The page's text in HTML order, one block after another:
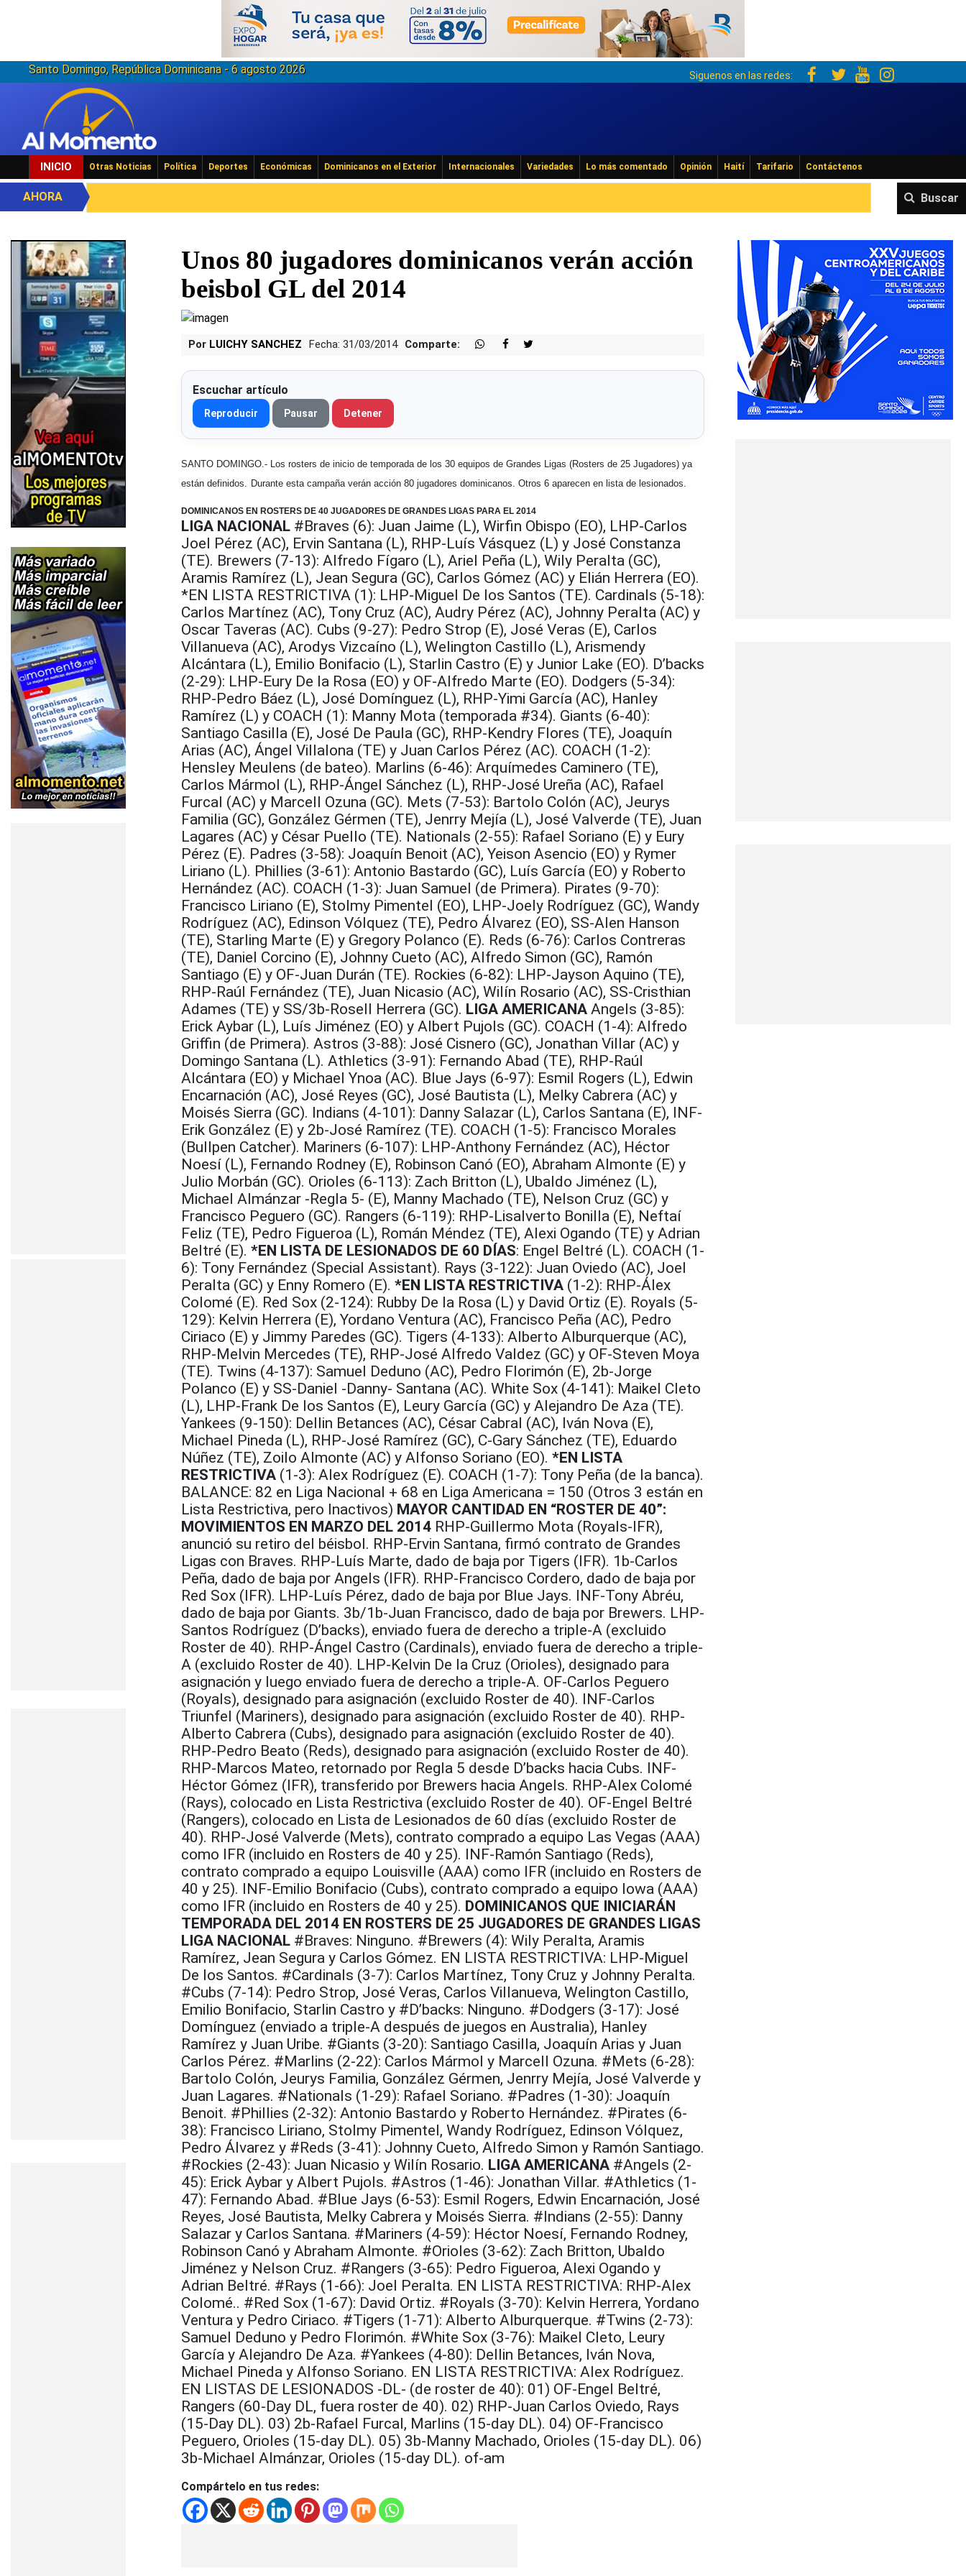
Santo Domingo, República Dominicana - 6 agosto 2026 Siguenos en las redes:
INICIO Otras Noticias Política Deportes Económicas Dominicanos en el Exterior Internacionales Variedades Lo más comentado Opinión Haití Tarifario Contáctenos
Buscar
AHORA
Unos 80 jugadores dominicanos verán acción
beisbol GL del 2014
Por LUICHY SANCHEZ Fecha: 31/03/2014 Comparte:
Escuchar artículo
Reproducir Pausar Detener
SANTO DOMINGO.- Los rosters de inicio de temporada de los 30 equipos de Grandes Ligas (Rosters de 25 Jugadores) ya
están definidos.
Durante esta campaña verán acción 80 jugadores dominicanos. Otros 6 aparecen en lista de lesionados.
DOMINICANOS EN ROSTERS DE 40 JUGADORES DE GRANDES LIGAS PARA EL 2014
LIGA NACIONAL #Braves (6): Juan Jaime (L), Wirfin Obispo (EO), LHP-Carlos
Joel Pérez (AC), Ervin Santana (L), RHP-Luís Vásquez (L) y José Constanza
(TE). Brewers (7-13): Alfredo Fígaro (L), Ariel Peña (L), Wily Peralta (GC),
Aramis Ramírez (L), Jean Segura (GC), Carlos Gómez (AC) y Elián Herrera (EO).
*EN LISTA RESTRICTIVA (1): LHP-Miguel De los Santos (TE). Cardinals (5-18):
Carlos Martínez (AC), Tony Cruz (AC), Audry Pérez (AC), Johnny Peralta (AC) y
Oscar Taveras (AC). Cubs (9-27): Pedro Strop (E), José Veras (E), Carlos
Villanueva (AC), Arodys Vizcaíno (L), Welington Castillo (L), Arismendy
Alcántara (L), Emilio Bonifacio (L), Starlin Castro (E) y Junior Lake (EO). D’backs
(2-29): LHP-Eury De la Rosa (EO) y OF-Alfredo Marte (EO). Dodgers (5-34):
RHP-Pedro Báez (L), José Domínguez (L), RHP-Yimi García (AC), Hanley
Ramírez (L) y COACH (1): Manny Mota (temporada #34). Giants (6-40):
Santiago Casilla (E), José De Paula (GC), RHP-Kendry Flores (TE), Joaquín
Arias (AC), Ángel Villalona (TE) y Juan Carlos Pérez (AC). COACH (1-2):
Hensley Meulens (de bateo). Marlins (6-46): Arquímedes Caminero (TE),
Carlos Mármol (L), RHP-Ángel Sánchez (L), RHP-José Ureña (AC), Rafael
Furcal (AC) y Marcell Ozuna (GC). Mets (7-53): Bartolo Colón (AC), Jeurys
Familia (GC), González Gérmen (TE), Jenrry Mejía (L), José Valverde (TE), Juan
Lagares (AC) y César Puello (TE). Nationals (2-55): Rafael Soriano (E) y Eury
Pérez (E). Padres (3-58): Joaquín Benoit (AC), Yeison Asencio (EO) y Rymer
Liriano (L). Phillies (3-61): Antonio Bastardo (GC), Luís García (EO) y Roberto
Hernández (AC). COACH (1-3): Juan Samuel (de Primera). Pirates (9-70):
Francisco Liriano (E), Stolmy Pimentel (EO), LHP-Joely Rodríguez (GC), Wandy
Rodríguez (AC), Edinson Vólquez (TE), Pedro Álvarez (EO), SS-Alen Hanson
(TE), Starling Marte (E) y Gregory Polanco (E). Reds (6-76): Carlos Contreras
(TE), Daniel Corcino (E), Johnny Cueto (AC), Alfredo Simon (GC), Ramón
Santiago (E) y OF-Juan Durán (TE). Rockies (6-82): LHP-Jayson Aquino (TE),
RHP-Raúl Fernández (TE), Juan Nicasio (AC), Wilín Rosario (AC), SS-Cristhian
Adames (TE) y SS/3b-Rosell Herrera (GC). LIGA AMERICANA Angels (3-85):
Erick Aybar (L), Luís Jiménez (EO) y Albert Pujols (GC). COACH (1-4): Alfredo
Griffin (de Primera). Astros (3-88): José Cisnero (GC), Jonathan Villar (AC) y
Domingo Santana (L). Athletics (3-91): Fernando Abad (TE), RHP-Raúl
Alcántara (EO) y Michael Ynoa (AC). Blue Jays (6-97): Esmil Rogers (L), Edwin
Encarnación (AC), José Reyes (GC), José Bautista (L), Melky Cabrera (AC) y
Moisés Sierra (GC). Indians (4-101): Danny Salazar (L), Carlos Santana (E), INF-
Erik González (E) y 2b-José Ramírez (TE). COACH (1-5): Francisco Morales
(Bullpen Catcher). Mariners (6-107): LHP-Anthony Fernández (AC), Héctor
Noesí (L), Fernando Rodney (E), Robinson Canó (EO), Abraham Almonte (E) y
Julio Morbán (GC). Orioles (6-113): Zach Britton (L), Ubaldo Jiménez (L),
Michael Almánzar -Regla 5- (E), Manny Machado (TE), Nelson Cruz (GC) y
Francisco Peguero (GC). Rangers (6-119): RHP-Lisalverto Bonilla (E), Neftaí
Feliz (TE), Pedro Figueroa (L), Román Méndez (TE), Alexi Ogando (TE) y Adrian
Beltré (E). *EN LISTA DE LESIONADOS DE 60 DÍAS: Engel Beltré (L). COACH (1-
6): Tony Fernández (Special Assistant). Rays (3-122): Juan Oviedo (AC), Joel
Peralta (GC) y Enny Romero (E). *EN LISTA RESTRICTIVA (1-2): RHP-Álex
Colomé (E). Red Sox (2-124): Rubby De la Rosa (L) y David Ortiz (E). Royals (5-
129): Kelvin Herrera (E), Yordano Ventura (AC), Francisco Peña (AC), Pedro
Ciriaco (E) y Jimmy Paredes (GC). Tigers (4-133): Alberto Alburquerque (AC),
RHP-Melvin Mercedes (TE), RHP-José Alfredo Valdez (GC) y OF-Steven Moya
(TE). Twins (4-137): Samuel Deduno (AC), Pedro Florimón (E), 2b-Jorge
Polanco (E) y SS-Daniel -Danny- Santana (AC). White Sox (4-141): Maikel Cleto
(L), LHP-Frank De los Santos (E), Leury García (GC) y Alejandro De Aza (TE).
Yankees (9-150): Dellin Betances (AC), César Cabral (AC), Iván Nova (E),
Michael Pineda (L), RHP-José Ramírez (GC), C-Gary Sánchez (TE), Eduardo
Núñez (TE), Zoilo Almonte (AC) y Alfonso Soriano (EO). *EN LISTA
RESTRICTIVA (1-3): Alex Rodríguez (E). COACH (1-7): Tony Peña (de la banca).
BALANCE: 82 en Liga Nacional + 68 en Liga Americana = 150 (Otros 3 están en
Lista Restrictiva, pero Inactivos) MAYOR CANTIDAD EN “ROSTER DE 40”:
MOVIMIENTOS EN MARZO DEL 2014 RHP-Guillermo Mota (Royals-IFR),
anunció su retiro del béisbol. RHP-Ervin Santana, firmó contrato de Grandes
Ligas con Braves. RHP-Luís Marte, dado de baja por Tigers (IFR). 1b-Carlos
Peña, dado de baja por Angels (IFR). RHP-Francisco Cordero, dado de baja por
Red Sox (IFR). LHP-Luís Pérez, dado de baja por Blue Jays. INF-Tony Abréu,
dado de baja por Giants. 3b/1b-Juan Francisco, dado de baja por Brewers. LHP-
Santos Rodríguez (D’backs), enviado fuera de derecho a triple-A (excluido
Roster de 40). RHP-Ángel Castro (Cardinals), enviado fuera de derecho a triple-
A (excluido Roster de 40). LHP-Kelvin De la Cruz (Orioles), designado para
asignación y luego enviado fuera de derecho a triple-A. OF-Carlos Peguero
(Royals), designado para asignación (excluido Roster de 40). INF-Carlos
Triunfel (Mariners), designado para asignación (excluido Roster de 40). RHP-
Alberto Cabrera (Cubs), designado para asignación (excluido Roster de 40).
RHP-Pedro Beato (Reds), designado para asignación (excluido Roster de 40).
RHP-Marcos Mateo, retornado por Regla 5 desde D’backs hacia Cubs. INF-
Héctor Gómez (IFR), transferido por Brewers hacia Angels. RHP-Alex Colomé
(Rays), colocado en Lista Restrictiva (excluido Roster de 40). OF-Engel Beltré
(Rangers), colocado en Lista de Lesionados de 60 días (excluido Roster de
40). RHP-José Valverde (Mets), contrato comprado a equipo Las Vegas (AAA)
como IFR (incluido en Rosters de 40 y 25). INF-Ramón Santiago (Reds),
contrato comprado a equipo Louisville (AAA) como IFR (incluido en Rosters de
40 y 25). INF-Emilio Bonifacio (Cubs), contrato comprado a equipo Iowa (AAA)
como IFR (incluido en Rosters de 40 y 25). DOMINICANOS QUE INICIARÁN
TEMPORADA DEL 2014 EN ROSTERS DE 25 JUGADORES DE GRANDES LIGAS
LIGA NACIONAL #Braves: Ninguno. #Brewers (4): Wily Peralta, Aramis
Ramírez, Jean Segura y Carlos Gómez. EN LISTA RESTRICTIVA: LHP-Miguel
De los Santos. #Cardinals (3-7): Carlos Martínez, Tony Cruz y Johnny Peralta.
#Cubs (7-14): Pedro Strop, José Veras, Carlos Villanueva, Welington Castillo,
Emilio Bonifacio, Starlin Castro y #D’backs: Ninguno. #Dodgers (3-17): José
Domínguez (enviado a triple-A después de juegos en Australia), Hanley
Ramírez y Juan Uribe. #Giants (3-20): Santiago Casilla, Joaquín Arias y Juan
Carlos Pérez. #Marlins (2-22): Carlos Mármol y Marcell Ozuna. #Mets (6-28):
Bartolo Colón, Jeurys Familia, González Gérmen, Jenrry Mejía, José Valverde y
Juan Lagares. #Nationals (1-29): Rafael Soriano. #Padres (1-30): Joaquín
Benoit. #Phillies (2-32): Antonio Bastardo y Roberto Hernández. #Pirates (6-
38): Francisco Liriano, Stolmy Pimentel, Wandy Rodríguez, Edinson Vólquez,
Pedro Álvarez y #Reds (3-41): Johnny Cueto, Alfredo Simon y Ramón Santiago.
#Rockies (2-43): Juan Nicasio y Wilín Rosario. LIGA AMERICANA #Angels (2-
45): Erick Aybar y Albert Pujols. #Astros (1-46): Jonathan Villar. #Athletics (1-
47): Fernando Abad. #Blue Jays (6-53): Esmil Rogers, Edwin Encarnación, José
Reyes, José Bautista, Melky Cabrera y Moisés Sierra. #Indians (2-55): Danny
Salazar y Carlos Santana. #Mariners (4-59): Héctor Noesí, Fernando Rodney,
Robinson Canó y Abraham Almonte. #Orioles (3-62): Zach Britton, Ubaldo
Jiménez y Nelson Cruz. #Rangers (3-65): Pedro Figueroa, Alexi Ogando y
Adrian Beltré. #Rays (1-66): Joel Peralta. EN LISTA RESTRICTIVA: RHP-Alex
Colomé.. #Red Sox (1-67): David Ortiz. #Royals (3-70): Kelvin Herrera, Yordano
Ventura y Pedro Ciriaco. #Tigers (1-71): Alberto Alburquerque. #Twins (2-73):
Samuel Deduno y Pedro Florimón. #White Sox (3-76): Maikel Cleto, Leury
García y Alejandro De Aza. #Yankees (4-80): Dellin Betances, Iván Nova,
Michael Pineda y Alfonso Soriano. EN LISTA RESTRICTIVA: Alex Rodríguez.
EN LISTAS DE LESIONADOS -DL- (de roster de 40): 01) OF-Engel Beltré,
Rangers (60-Day DL, fuera roster de 40). 02) RHP-Juan Carlos Oviedo, Rays
(15-Day DL). 03) 2b-Rafael Furcal, Marlins (15-day DL). 04) OF-Francisco
Peguero, Orioles (15-day DL). 05) 3b-Manny Machado, Orioles (15-day DL). 06)
3b-Michael Almánzar, Orioles (15-day DL). of-am
Compártelo en tus redes: